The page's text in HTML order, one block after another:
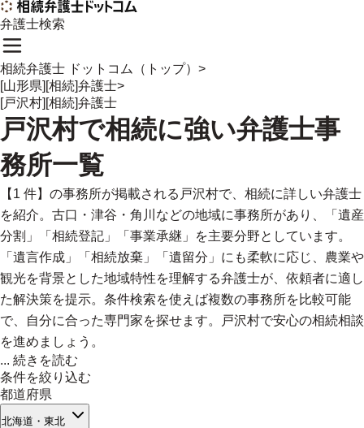
弁護士検索
相続弁護士 ドットコム（トップ） >
[山形県][相続]弁護士>
[戸沢村][相続]弁護士
戸沢村で相続に強い弁護士事
務所一覧
【1 件】の事務所が掲載される戸沢村で、相続に詳しい弁護士
を紹介。古口・津谷・角川などの地域に事務所があり、「遺産
分割」「相続登記」「事業承継」を主要分野としています。
「遺言作成」「相続放棄」「遺留分」にも柔軟に応じ、農業や
観光を背景とした地域特性を理解する弁護士が、依頼者に適し
た解決策を提示。条件検索を使えば複数の事務所を比較可能
で、自分に合った専門家を探せます。戸沢村で安心の相続相談
を進めましょう。
... 続きを読む
条件を絞り込む
都道府県
北海道・東北